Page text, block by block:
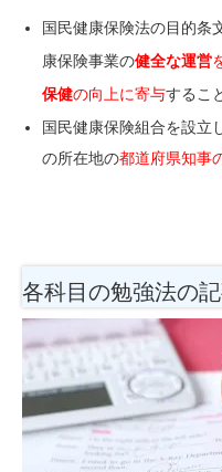
国民健康保険法の目的条
康保険事業の健全な運営
保健の向上に寄与するこ
国民健康保険組合を設立
の所在地の都道府県知事
各科目の勉強法の